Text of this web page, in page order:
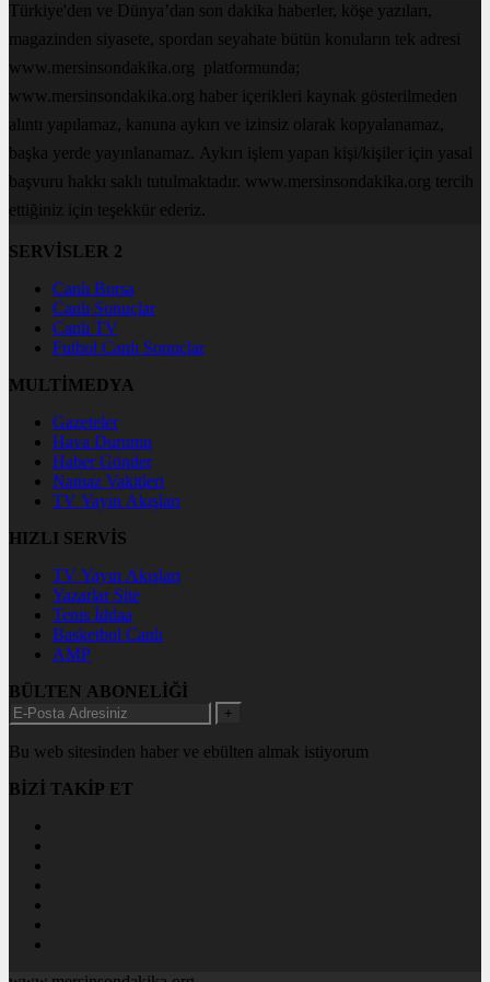
Türkiye'den ve Dünya’dan son dakika haberler, köşe yazıları,
magazinden siyasete, spordan seyahate bütün konuların tek adresi
www.mersinsondakika.org platformunda;
www.mersinsondakika.org haber içerikleri kaynak gösterilmeden
alıntı yapılamaz, kanuna aykırı ve izinsiz olarak kopyalanamaz,
başka yerde yayınlanamaz. Aykırı işlem yapan kişi/kişiler için yasal
başvuru hakkı saklı tutulmaktadır. www.mersinsondakika.org tercih
ettiğiniz için teşekkür ederiz.
SERVİSLER 2
Canlı Borsa
Canlı Sonuçlar
Canlı TV
Futbol Canlı Sonuçlar
MULTİMEDYA
Gazeteler
Hava Durumu
Haber Gönder
Namaz Vakitleri
TV Yayın Akışları
HIZLI SERVİS
TV Yayın Akışları
Yazarlar Site
Tenis İddaa
Basketbol Canlı
AMP
BÜLTEN ABONELİĞİ
+
Bu web sitesinden haber ve ebülten almak istiyorum
BİZİ TAKİP ET